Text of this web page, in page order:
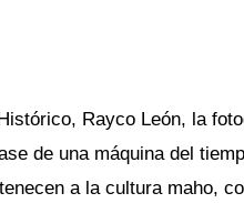
Rayco León, la
de una máquina del
a la cultura maho,